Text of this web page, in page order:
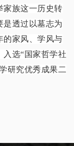
家族这一历史转
是透过以墓志为
的家风、学风与
入选“国家哲学社
研究优秀成果二